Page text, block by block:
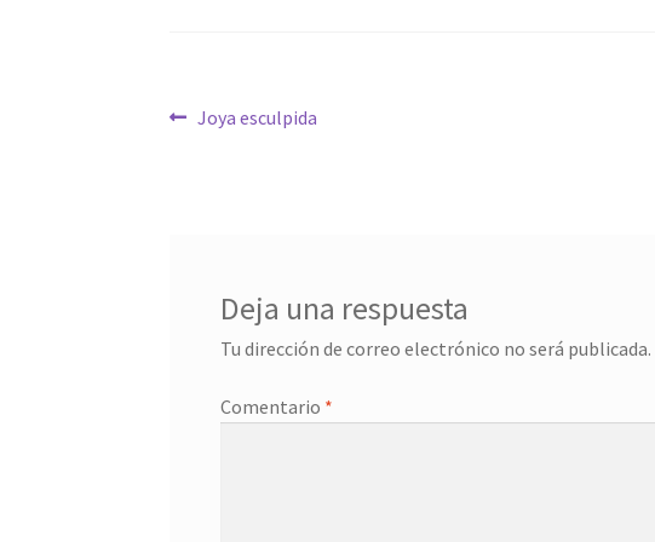
Navegación
Anterior:
Joya esculpida
Deja una respuesta
Tu dirección de correo electrónico no será publicada.
Comentario *